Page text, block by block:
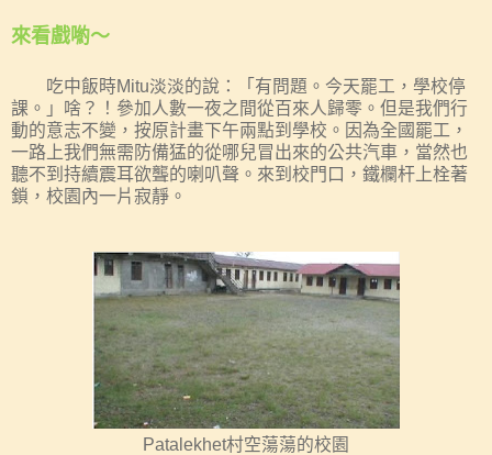
來看戲喲～
吃中飯時Mitu淡淡的說：「有問題。今天罷工，學校停
課。」
啥？！參加人數一夜之間從百來人歸零。但是我們行
動的意志不變，按原計畫下午兩點到學校。 因為全國罷工，
一路上我們無需防備猛的從哪兒冒出來的公共汽車，當然也
聽不到持續震耳欲聾的喇叭聲。來到校門口，鐵欄杆上栓著
鎖，校園內一片寂靜。
Patalekhet村空蕩蕩的校園